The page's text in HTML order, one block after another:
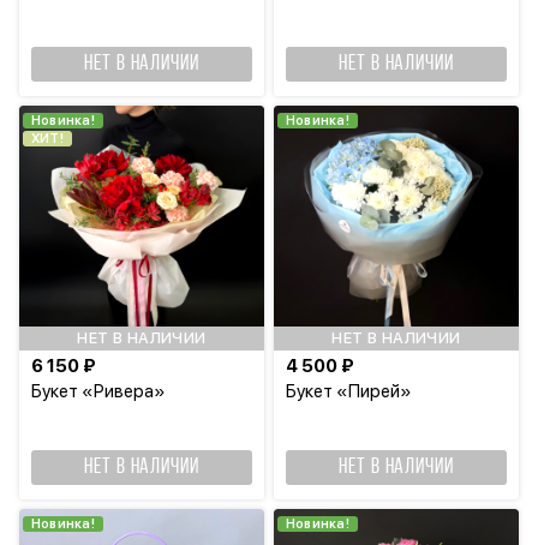
НЕТ В НАЛИЧИИ НЕТ В НАЛИЧИИ
НЕТ В НАЛИЧИИ
Новинка!
ХИТ!
Букет «Ривера»
6 150 ₽
НЕТ В НАЛИЧИИ
НЕТ В НАЛИЧИИ
Новинка!
Букет «Пирей»
4 500 ₽
НЕТ В НАЛИЧИИ
Новинка! Новинка!